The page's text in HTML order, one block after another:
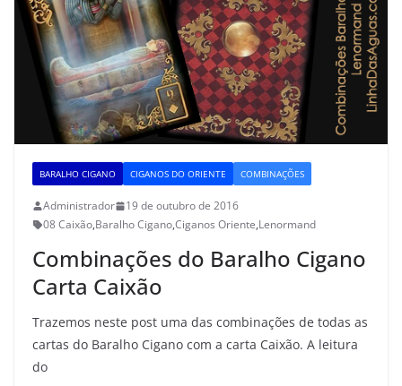
BARALHO CIGANO CIGANOS DO ORIENTE COMBINAÇÕES
Administrador
19 de outubro de 2016
08 Caixão,Baralho Cigano,Ciganos Oriente,Lenormand
Combinações do Baralho Cigano
Carta Caixão
Trazemos neste post uma das combinações de todas as
cartas do Baralho Cigano com a carta Caixão. A leitura
do